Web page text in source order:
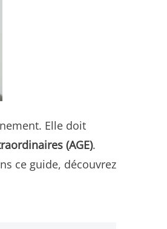
Elle doit
(AGE).
ce guide, découvrez